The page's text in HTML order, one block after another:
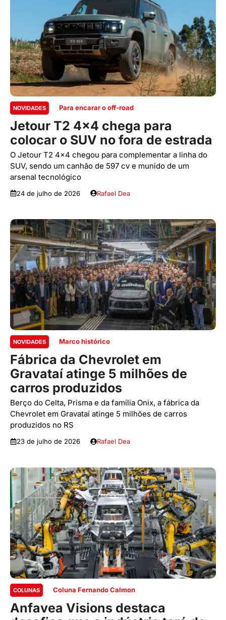
NOVIDADES Para encarar o off-road
Jetour T2 4×4 chega para
colocar o SUV no fora de estrada
O Jetour T2 4x4 chegou para complementar a linha do
SUV, sendo um canhão de 597 cv e munido de um
arsenal tecnológico
24 de julho de 2026 Rafael Dea
NOVIDADES Marco histórico
Fábrica da Chevrolet em
Gravataí atinge 5 milhões de
carros produzidos
Berço do Celta, Prisma e da família Onix, a fábrica da
Chevrolet em Gravataí atinge 5 milhões de carros
produzidos no RS
23 de julho de 2026 Rafael Dea
COLUNAS Coluna Fernando Calmon
Anfavea Visions destaca